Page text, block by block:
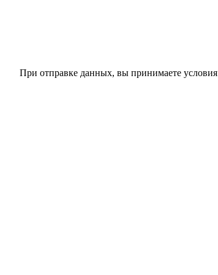
При отправке данных, вы принимаете условия